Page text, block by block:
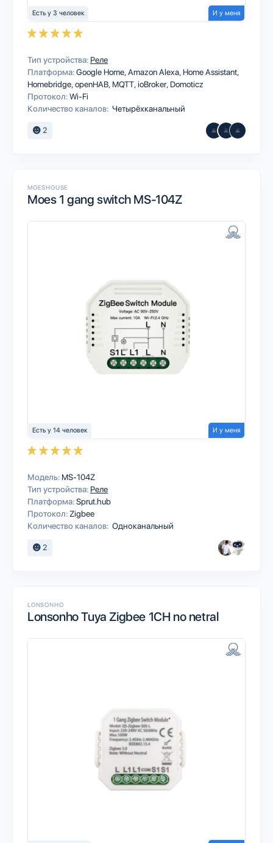
Есть у 3 человек И у меня
Тип устройства: Реле
Платформа:Google HomeAmazon Alexa Home Assistant
HomebridgeopenHAB MQTTioBroker Domoticz
Протокол:Wi-Fi
Количество каналов: Четырёхканальный
2
MOESHOUSE
Moes 1 gang switch MS-104Z
Есть у 14 человек И у меня
Модель: MS-104Z
Тип устройства: Реле
Платформа:Sprut.hub
Протокол: Zigbee
Количество каналов: Одноканальный
2
LONSONHO
Lonsonho Tuya Zigbee 1CH no netral